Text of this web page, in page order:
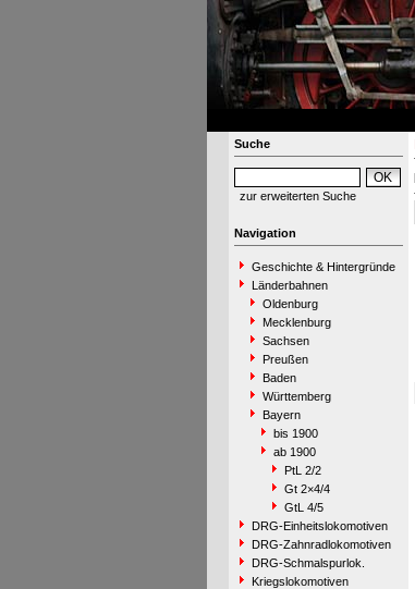
Suche
zur erweiterten Suche
Navigation
Geschichte & Hintergründe
Länderbahnen
Oldenburg
Mecklenburg
Sachsen
Preußen
Baden
Württemberg
Bayern
bis 1900
ab 1900
PtL 2/2
Gt 2×4/4
GtL 4/5
DRG-Einheitslokomotiven
DRG-Zahnradlokomotiven
DRG-Schmalspurlok.
Kriegslokomotiven